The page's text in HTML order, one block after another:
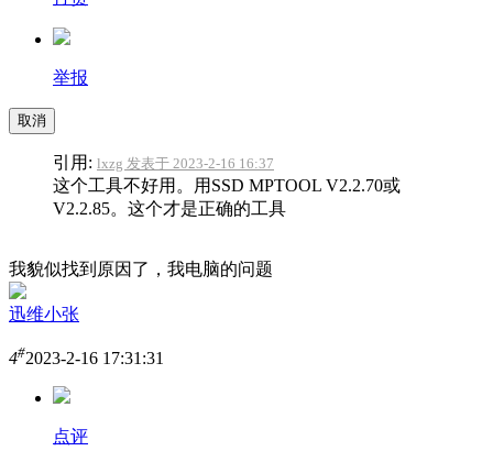
举报
取消
引用: lxzg 发表于 2023-2-16 16:37
这个工具不好用。用SSD MPTOOL V2.2.70或
V2.2.85。这个才是正确的工具
我貌似找到原因了，我电脑的问题
迅维小张
4#2023-2-16 17:31:31
点评